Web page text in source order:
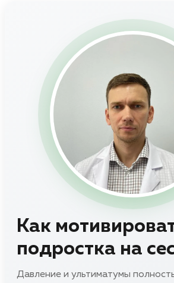
Как
подростка на
Давление и ультиматумы